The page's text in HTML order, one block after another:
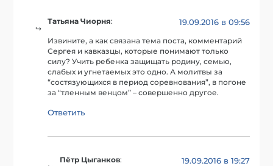
Татьяна Чиорня: 19.09.2016 в 09:56
Извините, а как связана тема поста, комментарий
Сергея и кавказцы, которые понимают только
силу? Учить ребенка защищать родину, семью,
слабых и угнетаемых это одно. А молитвы за
“состязующихся в период соревнования”, в погоне
за “тленным венцом” – совершенно другое.
Ответить
Пётр Цыганков: 19.09.2016 в 19:27